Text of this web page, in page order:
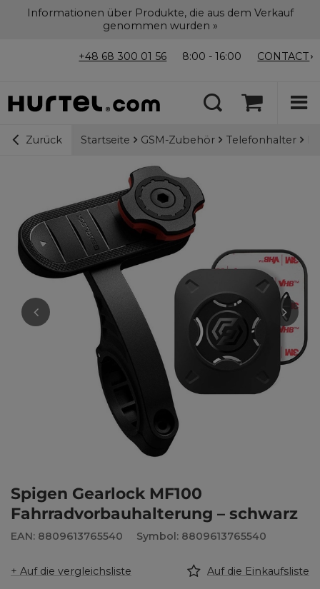
Informationen über Produkte, die aus dem Verkauf
genommen wurden »
+48 68 300 01 56 8:00 - 16:00 CONTACT
Zurück Startseite GSM-Zubehör Telefonhalter
Spigen Gearlock MF100
Fahrradvorbauhalterung – schwarz
EAN: 8809613765540 Symbol: 8809613765540
+ Auf die vergleichsliste Auf die Einkaufsliste